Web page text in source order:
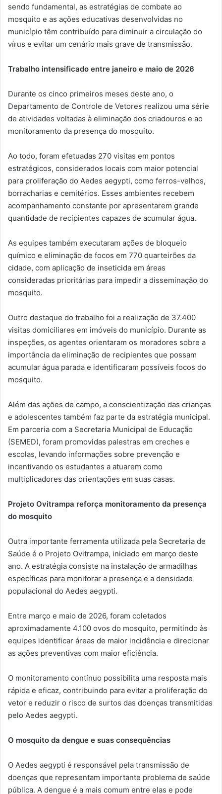
sendo fundamental, as estratégias de combate ao
mosquito e as ações educativas desenvolvidas no
município têm contribuído para diminuir a circulação do
vírus e evitar um cenário mais grave de transmissão.
Trabalho intensificado entre janeiro e maio de 2026
Durante os cinco primeiros meses deste ano, o
Departamento de Controle de Vetores realizou uma série
de atividades voltadas à eliminação dos criadouros e ao
monitoramento da presença do mosquito.
Ao todo, foram efetuadas 270 visitas em pontos
estratégicos, considerados locais com maior potencial
para proliferação do Aedes aegypti, como ferros-velhos,
borracharias e cemitérios. Esses ambientes recebem
acompanhamento constante por apresentarem grande
quantidade de recipientes capazes de acumular água.
As equipes também executaram ações de bloqueio
químico e eliminação de focos em 770 quarteirões da
cidade, com aplicação de inseticida em áreas
consideradas prioritárias para impedir a disseminação do
mosquito.
Outro destaque do trabalho foi a realização de 37.400
visitas domiciliares em imóveis do município. Durante as
inspeções, os agentes orientaram os moradores sobre a
importância da eliminação de recipientes que possam
acumular água parada e identificaram possíveis focos do
mosquito.
Além das ações de campo, a conscientização das crianças
e adolescentes também faz parte da estratégia municipal.
Em parceria com a Secretaria Municipal de Educação
(SEMED), foram promovidas palestras em creches e
escolas, levando informações sobre prevenção e
incentivando os estudantes a atuarem como
multiplicadores das orientações em suas casas.
Projeto Ovitrampa reforça monitoramento da presença
do mosquito
Outra importante ferramenta utilizada pela Secretaria de
Saúde é o Projeto Ovitrampa, iniciado em março deste
ano. A estratégia consiste na instalação de armadilhas
específicas para monitorar a presença e a densidade
populacional do Aedes aegypti.
Entre março e maio de 2026, foram coletados
aproximadamente 4.100 ovos do mosquito, permitindo às
equipes identificar áreas de maior incidência e direcionar
as ações preventivas com maior eficiência.
O monitoramento contínuo possibilita uma resposta mais
rápida e eficaz, contribuindo para evitar a proliferação do
vetor e reduzir o risco de surtos das doenças transmitidas
pelo Aedes aegypti.
O mosquito da dengue e suas consequências
O Aedes aegypti é responsável pela transmissão de
doenças que representam importante problema de saúde
pública. A dengue é a mais comum entre elas e pode